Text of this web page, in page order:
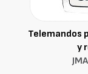
Telemandos
y